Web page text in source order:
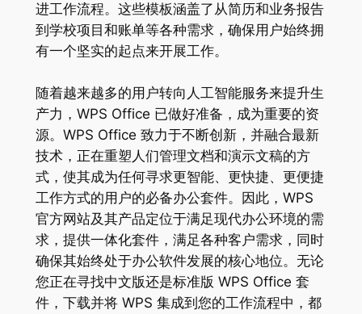
进工作流程。这些模板涵盖了从简历和业务报告
到学校项目和账单等各种需求，确保用户始终拥
有一个坚实的起点来开展工作。
随着越来越多的用户转向人工智能服务来提升生
产力，WPS Office 已做好准备，成为重要的资
源。WPS Office 致力于不断创新，并融合最新
技术，正在重塑人们管理文档和演示文稿的方
式，使其成为任何寻求更智能、更快捷、更便捷
工作方式的用户的必备办公套件。因此，WPS
官方网站及其产品定位于满足现代办公环境的需
求，提供一体化套件，满足各种客户需求，同时
确保其始终处于办公软件发展的核心地位。无论
您正在寻找中文版还是标准版 WPS Office 套
件，下载并将 WPS 集成到您的工作流程中，都